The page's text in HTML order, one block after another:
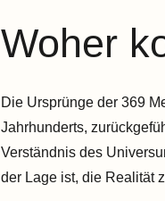
Woher
Die Ursprünge der 369
Jahrhunderts,
Verständnis des
der Lage ist, die Realität